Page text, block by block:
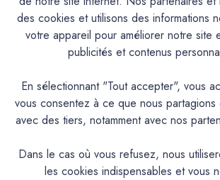
Caractéristiques
Documentation Technique
Couleurs & Échantillons
La Spéciale est une peinture Alkyde de
décoration pour les bois, métaux et tous
des cookies et utilisons des informations
votre appareil pour améliorer notre site
publicités et contenus
En sélectionnant "Tout accepter", vous
vous consentez à ce que nous partagions
avec des tiers, notamment avec nos
Dans le cas où vous refusez, nous
les cookies indispensables et vous